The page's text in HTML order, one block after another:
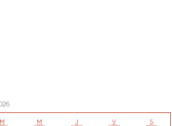
M M J V S